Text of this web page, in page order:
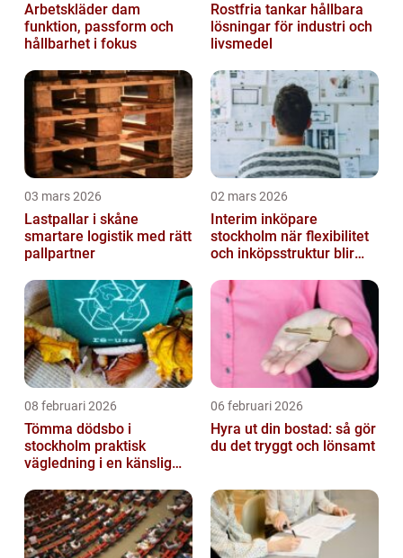
Arbetskläder dam
funktion, passform och
hållbarhet i fokus
Rostfria tankar hållbara
lösningar för industri och
livsmedel
03 mars 2026
Lastpallar i skåne
smartare logistik med rätt
pallpartner
02 mars 2026
Interim inköpare
stockholm när flexibilitet
och inköpsstruktur blir
08 februari 2026
Tömma dödsbo i
stockholm praktisk
vägledning i en känslig
06 februari 2026
Hyra ut din bostad: så gör
du det tryggt och lönsamt